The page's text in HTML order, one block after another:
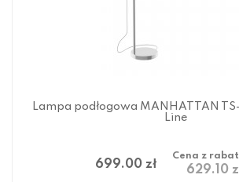
Lampa podłogowa MANHATTAN
Line
699.00 zł
Cena z
629.10